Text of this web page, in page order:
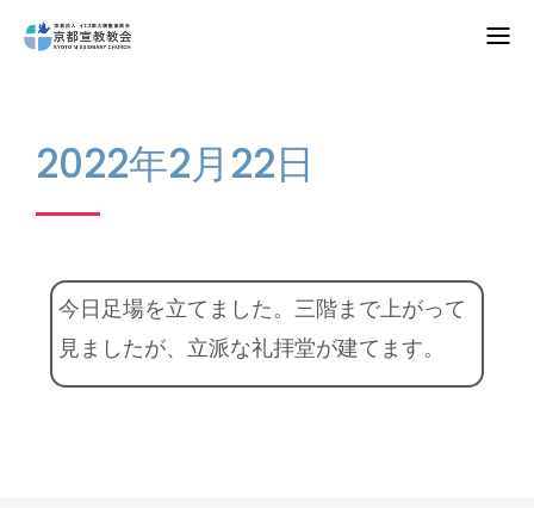
教会案内
礼拝・集会
牧師コラム
聖殿建築
2022年2月22日
今日足場を立てました。三階まで上がって
見ましたが、立派な礼拝堂が建てます。